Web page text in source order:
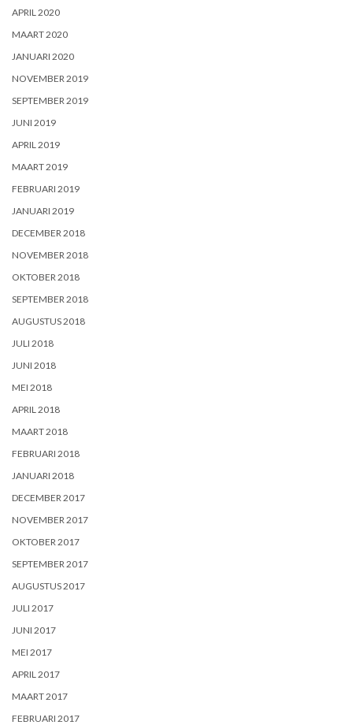
APRIL 2020
MAART 2020
JANUARI 2020
NOVEMBER 2019
SEPTEMBER 2019
JUNI 2019
APRIL 2019
MAART 2019
FEBRUARI 2019
JANUARI 2019
DECEMBER 2018
NOVEMBER 2018
OKTOBER 2018
SEPTEMBER 2018
AUGUSTUS 2018
JULI 2018
JUNI 2018
MEI 2018
APRIL 2018
MAART 2018
FEBRUARI 2018
JANUARI 2018
DECEMBER 2017
NOVEMBER 2017
OKTOBER 2017
SEPTEMBER 2017
AUGUSTUS 2017
JULI 2017
JUNI 2017
MEI 2017
APRIL 2017
MAART 2017
FEBRUARI 2017